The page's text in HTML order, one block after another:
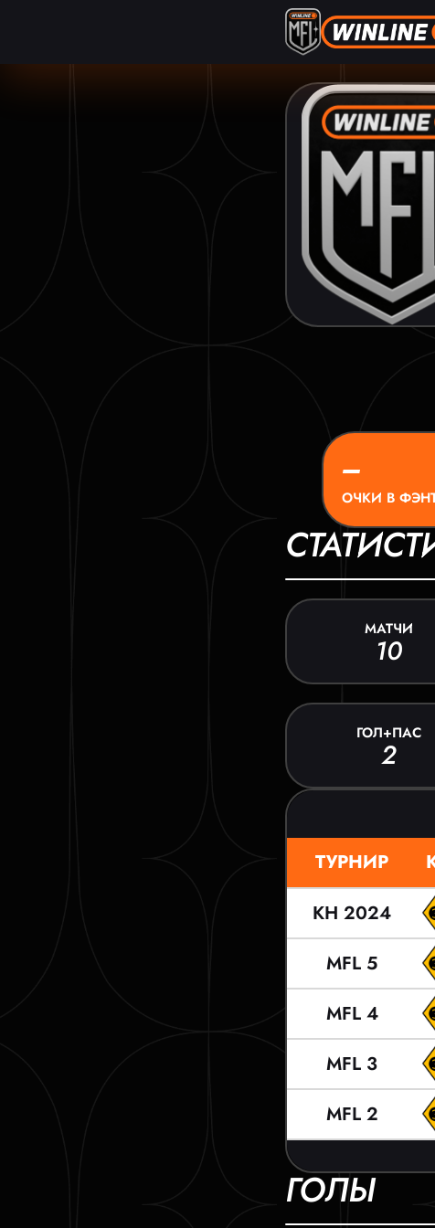
–
ОЧКИ В
МАТЧИ
10
ГОЛ+ПАС
2
ТУРНИР
КН 2024
MFL 5
MFL 4
MFL 3
MFL 2
ГОЛЫ